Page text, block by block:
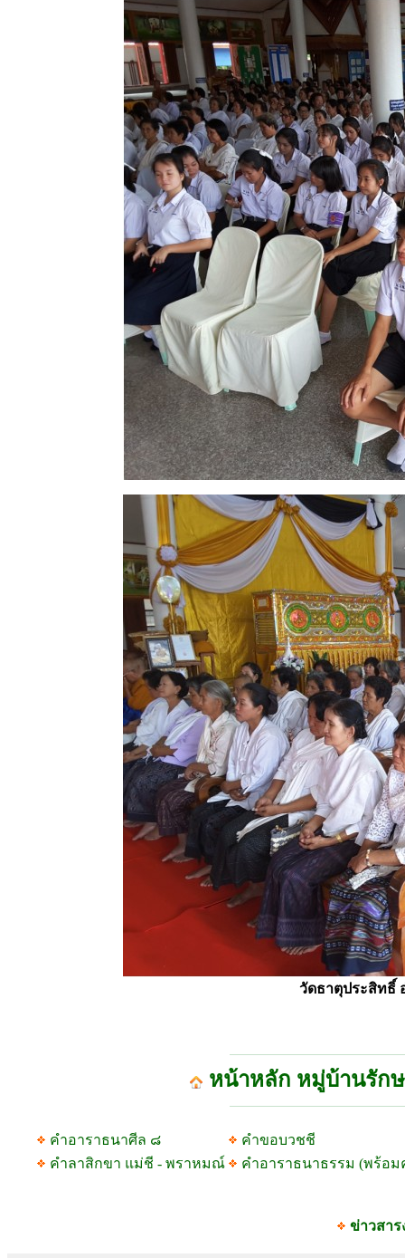
วัดธาตุประสิทธิ์
หน้าหลัก หมู่บ้านรัก
คำอาราธนาศีล ๘
คำขอบวชชี
คำลาสิกขา แม่ชี - พราหมณ์
คำอาราธนาธรรม (พร้อม
ข่าวสา